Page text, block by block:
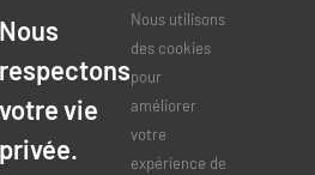
Politique de Garantie RatchetFit
Politique de confidentialité
vie
Nous utilisons
des cookies
pour
améliorer
votre
expérience de